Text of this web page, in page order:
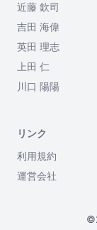
近藤 欽司
吉田 海偉
英田 理志
上田 仁
川口 陽陽
リンク
利用規約
運営会社